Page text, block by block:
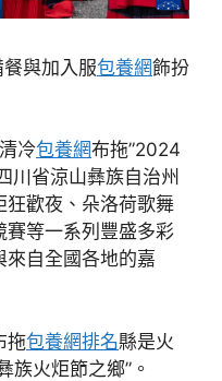
與加入服包養網飾扮
冷包養網布拖”2024
川省涼山彝族自治州
狂歡夜、朵洛荷歌舞
賽等一系列豐盛多彩
來自全國各地的嘉
拖包養網排名縣是火
族火炬節之鄉”。